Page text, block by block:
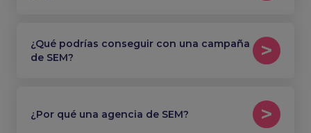
¿Qué podrías conseguir con una campaña
de SEM?
¿Por qué una agencia de SEM?